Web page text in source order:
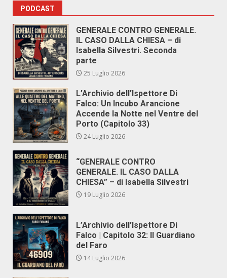
PODCAST
GENERALE CONTRO GENERALE.
IL CASO DALLA CHIESA – di
Isabella Silvestri. Seconda
parte
25 Luglio 2026
L’Archivio dell’Ispettore Di
Falco: Un Incubo Arancione
Accende la Notte nel Ventre del
Porto (Capitolo 33)
24 Luglio 2026
“GENERALE CONTRO
GENERALE. IL CASO DALLA
CHIESA” – di Isabella Silvestri
19 Luglio 2026
L’Archivio dell’Ispettore Di
Falco | Capitolo 32: Il Guardiano
del Faro
14 Luglio 2026